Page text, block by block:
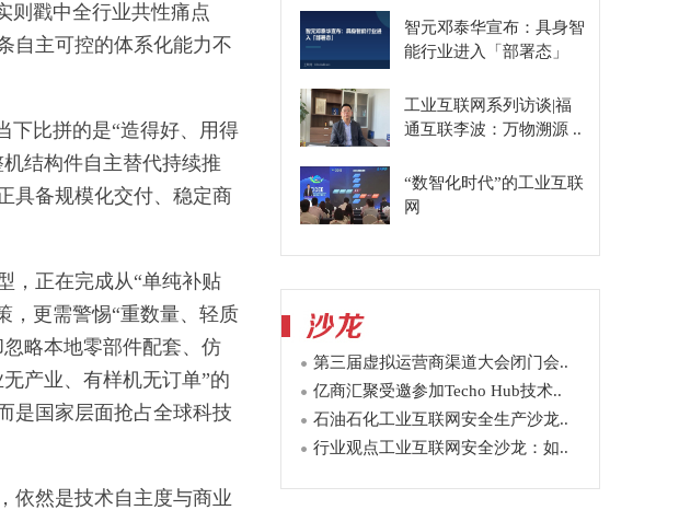
则戳中全行业共性痛点
自主可控的体系化能力不
下比拼的是“造得好、用得
结构件自主替代持续推
具备规模化交付、稳定商
，正在完成从“单纯补贴
，更需警惕“重数量、轻质
略本地零部件配套、仿
产业、有样机无订单”的
是国家层面抢占全球科技
依然是技术自主度与商业
智元邓泰华宣布：具身智
能行业进入「部署态」
工业互联网系列访谈|福
通互联李波：万物溯源 ..
“数智化时代”的工业互联
网
第三届虚拟运营商渠道大会闭门会..
亿商汇聚受邀参加Techo Hub技术..
石油石化工业互联网安全生产沙龙..
行业观点工业互联网安全沙龙：如..